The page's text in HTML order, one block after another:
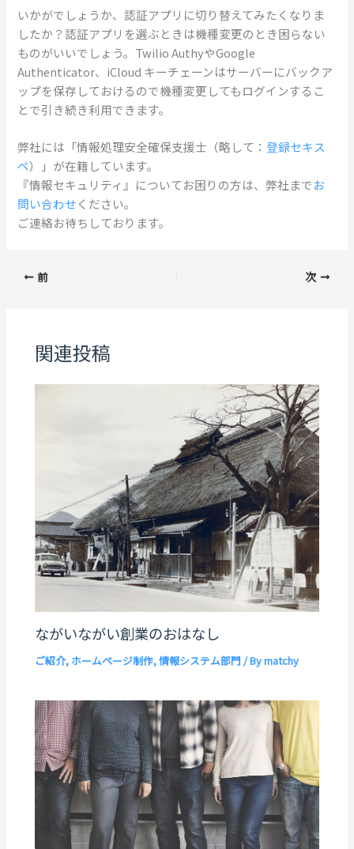
いかがでしょうか、認証アプリに切り替えてみたくなりま
したか？認証アプリを選ぶときは機種変更のとき困らない
ものがいいでしょう。Twilio AuthyやGoogle
Authenticator、iCloud キーチェーンはサーバーにバックア
ップを保存しておけるので機種変更してもログインするこ
とで引き続き利用できます。
弊社には「情報処理安全確保支援士（略して：登録セキス
ペ）」が在籍しています。
『情報セキュリティ』についてお困りの方は、弊社までお
問い合わせください。
ご連絡お待ちしております。
前 次
関連投稿
ながいながい創業のおはなし
ご紹介, ホームページ制作,情報システム部門 / Bymatchy